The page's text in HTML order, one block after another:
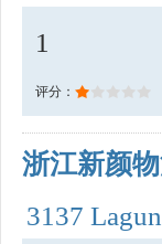
1
评分：
浙江新颜
3137